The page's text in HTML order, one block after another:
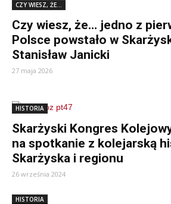
CZY WIESZ, ŻE...
Czy wiesz, że… jedno z
Polsce powstało w
Stanisław Janicki
27 maja 2026
HISTORIA
Skarżyski Kongres
na spotkanie z kolejarską
Skarżyska i regionu
26 września 2024
HISTORIA